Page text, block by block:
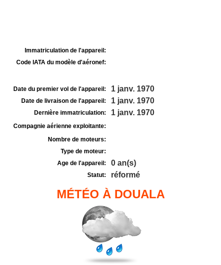
Immatriculation de l'appareil:
Code IATA du modèle d'aéronef:
Date du premier vol de l'appareil: 1 janv. 1970
Date de livraison de l'appareil: 1 janv. 1970
Dernière immatriculation: 1 janv. 1970
Compagnie aérienne exploitante:
Nombre de moteurs:
Type de moteur:
Age de l'appareil:
0 an(s)
Statut: réformé
MÉTÉO À DOUALA